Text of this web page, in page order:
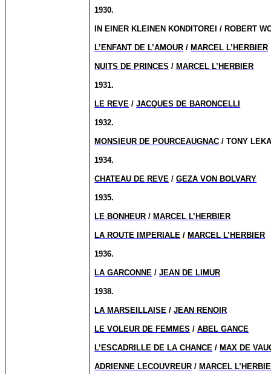
1930.
IN EINER KLEINEN KONDITOREI / ROBERT
L’ENFANT DE L’AMOUR / MARCEL L’HERBIER
NUITS DE PRINCES / MARCEL L’HERBIER
1931.
LE REVE /JACQUES DE BARONCELLI
1932.
MONSIEUR DE POURCEAUGNAC / TONY
1934.
CHATEAU DE REVE /GEZA VON BOLVARY
1935.
LE BONHEUR / MARCEL L’HERBIER
LA ROUTE IMPERIALE / MARCEL L’HERBIER
1936.
LA GARCONNE /JEAN DE LIMUR
1938.
LA MARSEILLAISE /JEAN RENOIR
LE VOLEUR DE FEMMES /ABEL GANCE
L’ESCADRILLE DE LA CHANCE / MAX DE
ADRIENNE LECOUVREUR / MARCEL